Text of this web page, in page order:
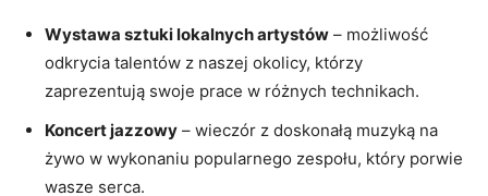
Wystawa sztuki lokalnych artystów – możliwość
odkrycia talentów z naszej okolicy, którzy
zaprezentują swoje prace w różnych technikach.
Koncert jazzowy – wieczór z doskonałą muzyką na
żywo w wykonaniu popularnego zespołu, który porwie
wasze serca.